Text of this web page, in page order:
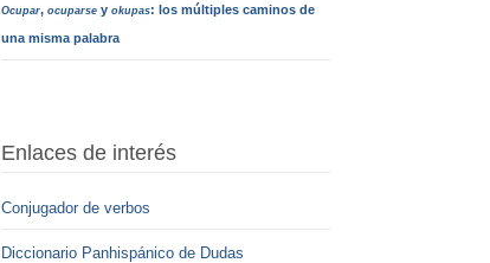
Ocupar, ocuparsey okupas: los múltiples caminos de
una misma palabra
Enlaces de interés
Conjugador de verbos
Diccionario Panhispánico de Dudas